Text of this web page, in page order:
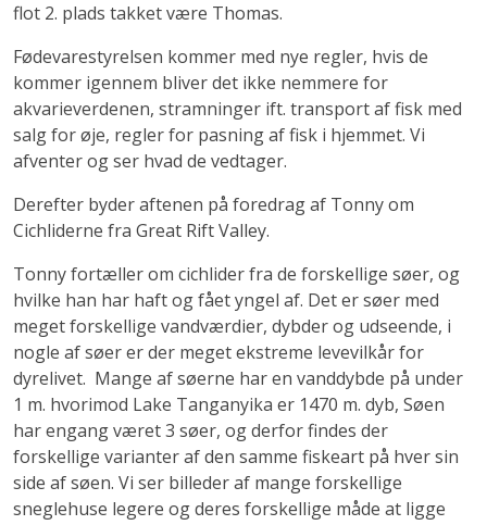
flot 2. plads takket være Thomas.
Fødevarestyrelsen kommer med nye regler, hvis de
kommer igennem bliver det ikke nemmere for
akvarieverdenen, stramninger ift. transport af fisk med
salg for øje, regler for pasning af fisk i hjemmet. Vi
afventer og ser hvad de vedtager.
Derefter byder aftenen på foredrag af Tonny om
Cichliderne fra Great Rift Valley.
Tonny fortæller om cichlider fra de forskellige søer, og
hvilke han har haft og fået yngel af. Det er søer med
meget forskellige vandværdier, dybder og udseende, i
nogle af søer er der meget ekstreme levevilkår for
dyrelivet. Mange af søerne har en vanddybde på under
1 m. hvorimod Lake Tanganyika er 1470 m. dyb, Søen
har engang været 3 søer, og derfor findes der
forskellige varianter af den samme fiskeart på hver sin
side af søen. Vi ser billeder af mange forskellige
sneglehuse legere og deres forskellige måde at ligge